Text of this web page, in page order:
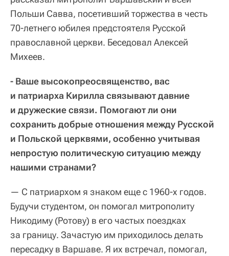
Польши Савва, посетивший торжества в честь
70-летнего юбилея предстоятеля Русской
православной церкви. Беседовал Алексей
Михеев.
- Ваше высокопреосвященство, вас
и патриарха Кирилла связывают давние
и дружеские связи. Помогают ли они
сохранить добрые отношения между Русской
и Польской церквями, особенно учитывая
непростую политическую ситуацию между
нашими странами?
— С патриархом я знаком еще с 1960-х годов.
Будучи студентом, он помогал митрополиту
Никодиму (Ротову) в его частых поездках
за границу. Зачастую им приходилось делать
пересадку в Варшаве. Я их встречал, помогал,